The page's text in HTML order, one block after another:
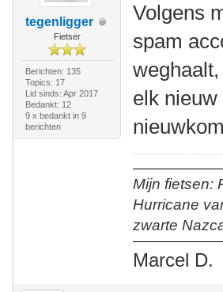
tegenligger
Fietser
Berichten: 135
Topics: 17
Lid sinds: Apr 2017
Bedankt: 12
9 x bedankt in 9
berichten
Volgens
spam
elk
Mijn fietsen:
Hurricane
zwarte
Marcel D.